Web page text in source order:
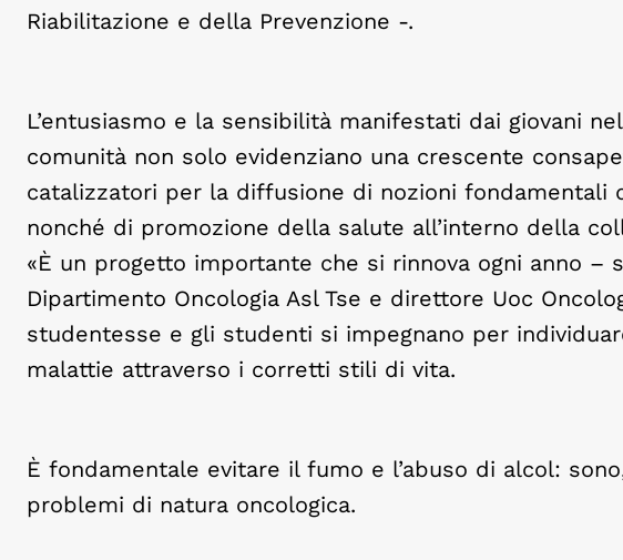
Riabilitazione e della Prevenzione -.
L’entusiasmo e la sensibilità manifestati dai giovani
comunità non solo evidenziano una crescente
catalizzatori per la diffusione di nozioni fondamentali
nonché di promozione della salute all’interno della
«È un progetto importante che si rinnova ogni anno –
Dipartimento Oncologia Asl Tse e direttore Uoc
studentesse e gli studenti si impegnano per
malattie attraverso i corretti stili di vita.
È fondamentale evitare il fumo e l’abuso di alcol:
problemi di natura oncologica.